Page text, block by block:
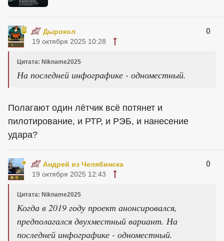
Дырокол 0
19 октября 2025 10:28
Цитата: Nikname2025
На последней инфографике - одноместный.
Полагают один лётчик всё потянет и
пилотирование, и РТР, и РЭБ, и нанесение
удара?
Андрей из Челябинска 0
19 октября 2025 12:43
Цитата: Nikname2025
Когда в 2019 году проект анонсировался,
предполагался двухместный вариант. На
последней инфографике - одноместный.